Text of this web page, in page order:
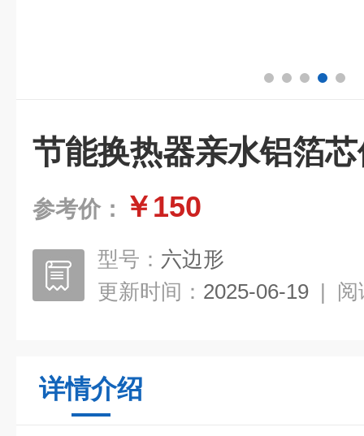
节能换热器亲水铝箔
参考价： ￥150
型号： 六边形
更新时间： 2025-06-19 | 阅
详情介绍